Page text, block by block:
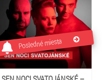
Posledné miesta